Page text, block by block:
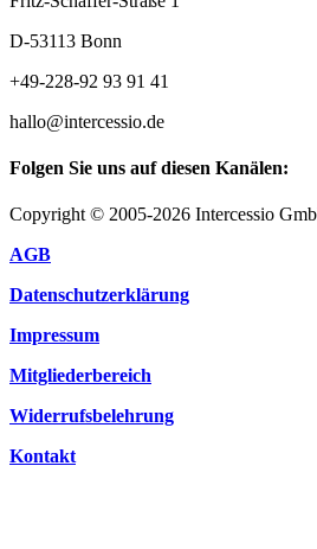
D-53113 Bonn
+49-228-92 93 91 41
hallo@intercessio.de
Folgen Sie uns auf diesen Kanälen:
Copyright © 2005-2026 Intercessio
AGB
Datenschutzerklärung
Impressum
Mitgliederbereich
Widerrufsbelehrung
Kontakt